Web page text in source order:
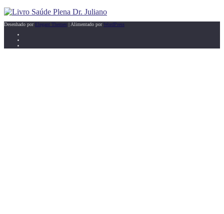
Desenhado por Elegant Themes | Alimentado porWordPress